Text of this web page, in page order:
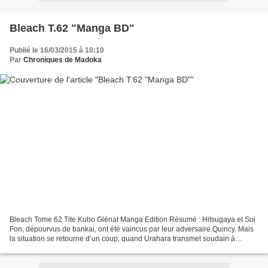
Bleach T.62 "Manga BD"
Publié le 16/03/2015 à 10:10
Par Chroniques de Madoka
Bleach Tome 62 Tite Kubo Glénat Manga Edition Résumé : Hitsugaya et Soi
Fon, dépourvus de bankai, ont été vaincus par leur adversaire Quincy. Mais
la situation se retourne d’un coup, quand Urahara transmet soudain à